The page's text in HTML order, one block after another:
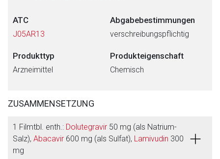
ATC
J05AR13
Abgabebestimmungen
verschreibungspflichtig
Produkttyp
Arzneimittel
Produkteigenschaft
Chemisch
ZUSAMMENSETZUNG
1 Filmtbl. enth.: Dolutegravir 50 mg (als Natrium-
Salz), Abacavir 600 mg (als Sulfat), Lamivudin 300
mg